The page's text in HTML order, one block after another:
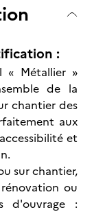
:
« Métallier »
de la
chantier des
aux
et
sur chantier,
ou
d'ouvrage :